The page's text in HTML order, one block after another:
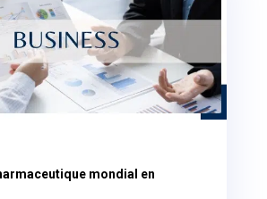
mondial en